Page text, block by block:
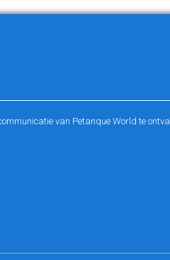
van Petanque World te